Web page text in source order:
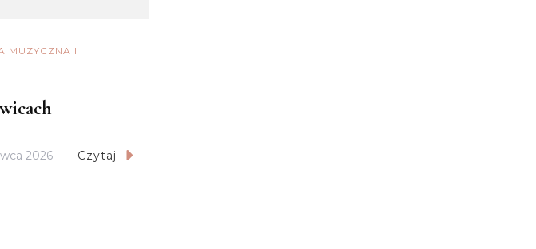
MUZYCZNA I
2026 Czytaj